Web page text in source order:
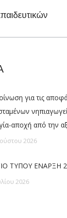
για τις
αποχή από την
2026
ΤΥΠΟΥ ΕΝΑΡΞΗ
2026